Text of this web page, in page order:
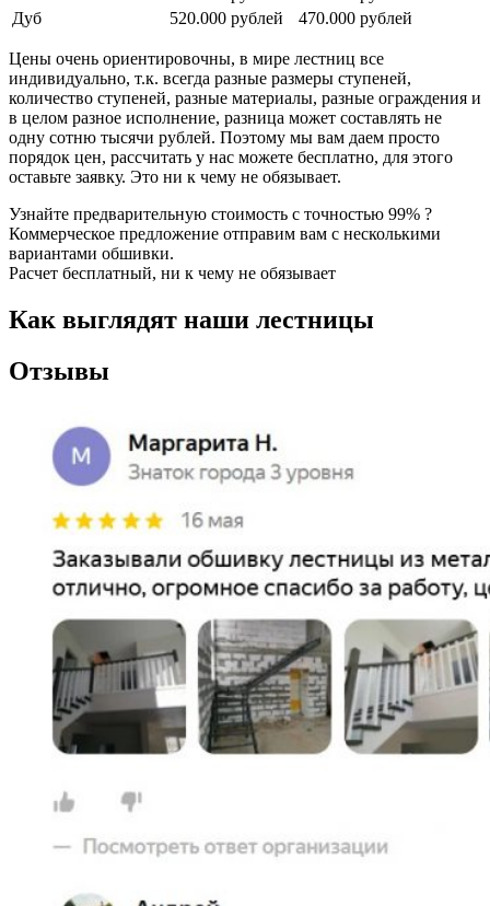
Дуб
520.000 рублей 470.000 рублей
Цены очень ориентировочны, в мире лестниц все
индивидуально, т.к. всегда разные размеры ступеней,
количество ступеней, разные материалы, разные ограждения и
в целом разное исполнение, разница может составлять не
одну сотню тысячи рублей. Поэтому мы вам даем просто
порядок цен, рассчитать у нас можете бесплатно, для этого
оставьте заявку. Это ни к чему не обязывает.
Узнайте предварительную стоимость с точностью 99% ?
Коммерческое предложение отправим вам с несколькими
вариантами обшивки.
Расчет бесплатный, ни к чему не обязывает
Как выглядят наши лестницы
Отзывы